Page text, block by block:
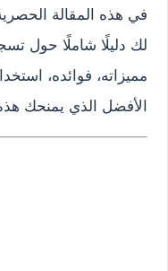
في هذه المقالة
لك دليلًا شاملًا حول
مميزاته، فوائده،
الأفضل الذي يمنحك هذه